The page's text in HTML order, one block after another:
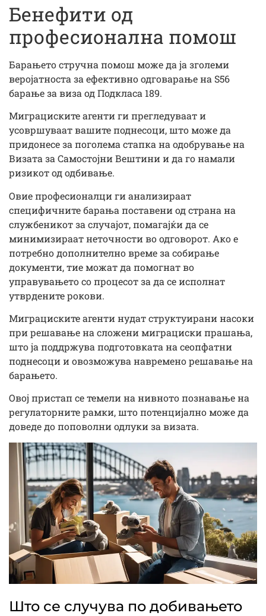
Бенефити од
професионална помош
Барањето стручна помош може да ја зголеми
веројатноста за ефективно одговарање на S56
барање за виза од Подкласа 189.
Миграциските агенти ги прегледуваат и
усовршуваат вашите поднесоци, што може да
придонесе за поголема стапка на одобрување на
Визата за Самостојни Вештини и да го намали
ризикот од одбивање.
Овие професионалци ги анализираат
специфичните барања поставени од страна на
службеникот за случајот, помагајќи да се
минимизираат неточности во одговорот. Ако е
потребно дополнително време за собирање
документи, тие можат да помогнат во
управувањето со процесот за да се исполнат
утврдените рокови.
Миграциските агенти нудат структуирани насоки
при решавање на сложени миграциски прашања,
што ја поддржува подготовката на сеопфатни
поднесоци и овозможува навремено решавање на
барањето.
Овој пристап се темели на нивното познавање на
регулаторните рамки, што потенцијално може да
доведе до поповолни одлуки за визата.
Што се случува по добивањето